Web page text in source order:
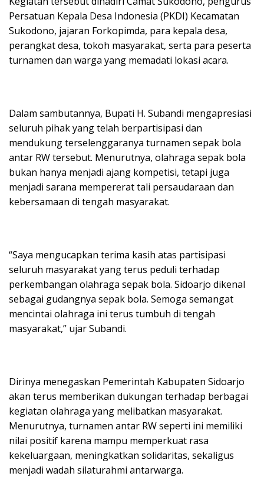
Persatuan Kepala Desa Indonesia (PKDI) Kecamatan
Sukodono, jajaran Forkopimda, para kepala desa,
perangkat desa, tokoh masyarakat, serta para peserta
turnamen dan warga yang memadati lokasi acara.
Dalam sambutannya, Bupati H. Subandi mengapresiasi
seluruh pihak yang telah berpartisipasi dan
mendukung terselenggaranya turnamen sepak bola
antar RW tersebut. Menurutnya, olahraga sepak bola
bukan hanya menjadi ajang kompetisi, tetapi juga
menjadi sarana mempererat tali persaudaraan dan
kebersamaan di tengah masyarakat.
“Saya mengucapkan terima kasih atas partisipasi
seluruh masyarakat yang terus peduli terhadap
perkembangan olahraga sepak bola. Sidoarjo dikenal
sebagai gudangnya sepak bola. Semoga semangat
mencintai olahraga ini terus tumbuh di tengah
masyarakat,” ujar Subandi.
Dirinya menegaskan Pemerintah Kabupaten Sidoarjo
akan terus memberikan dukungan terhadap berbagai
kegiatan olahraga yang melibatkan masyarakat.
Menurutnya, turnamen antar RW seperti ini memiliki
nilai positif karena mampu memperkuat rasa
kekeluargaan, meningkatkan solidaritas, sekaligus
menjadi wadah silaturahmi antarwarga.